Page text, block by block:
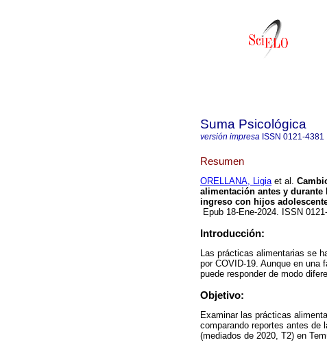
Suma Psicológica
versión impresa ISSN 0121-4381
Resumen
ORELLANA, Ligiaet al.
alimentación antes y durante
ingreso con hijos
Epub 18-Ene-2024. ISSN
Introducción:
Las prácticas alimentarias se
por COVID-19. Aunque en una
puede responder de modo
Objetivo:
Examinar las prácticas
comparando reportes antes de
(mediados de 2020, T2) en